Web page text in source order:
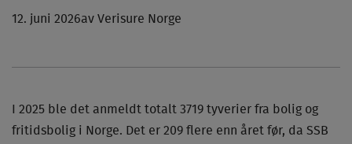
12. juni 2026av Verisure Norge
I 2025 ble det anmeldt totalt 3719 tyverier fra bolig og
fritidsbolig i Norge. Det er 209 flere enn året før, da SSB